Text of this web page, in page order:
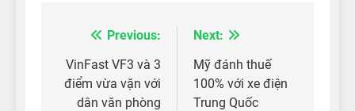
Điều
hướng
bài
Previous:
VinFast VF3 và 3
điểm vừa vặn với
dân văn phòng
Next:
Mỹ đánh thuế
100% với xe điện
Trung Quốc